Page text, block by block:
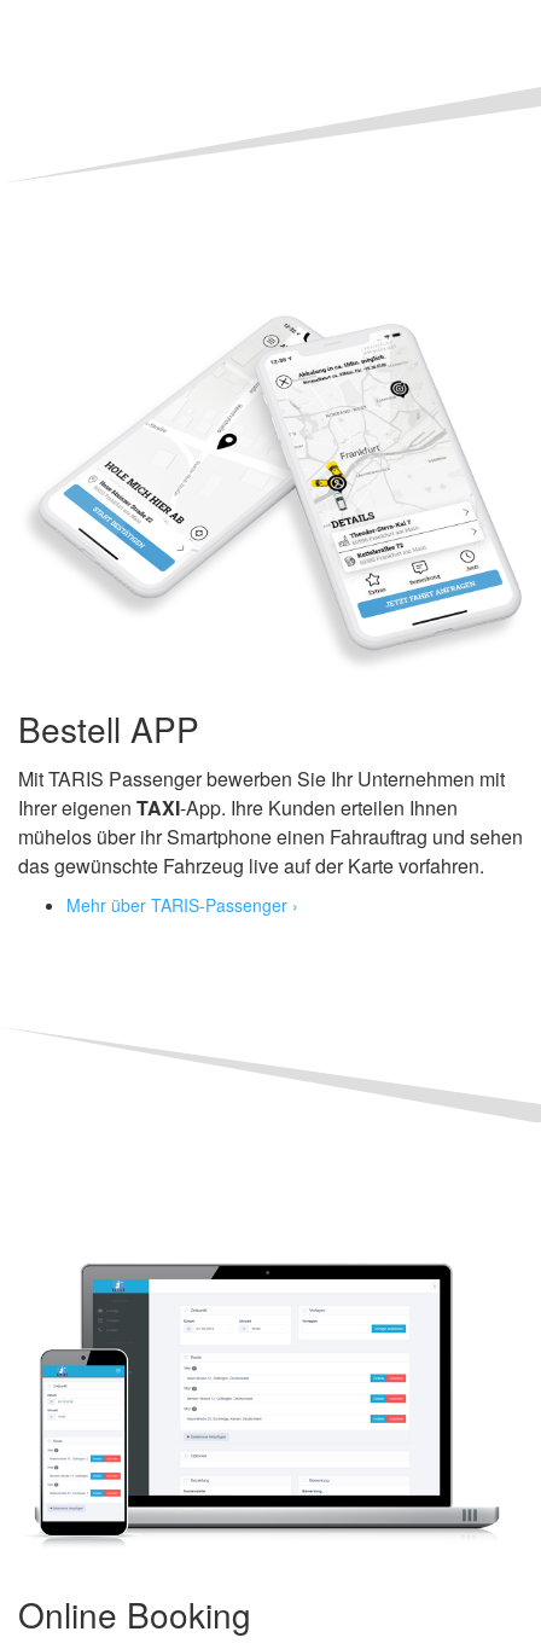
Bestell APP
Mit TARIS Passenger bewerben Sie Ihr Unternehmen mit
Ihrer eigenen TAXI-App. Ihre Kunden erteilen Ihnen
mühelos über ihr Smartphone einen Fahrauftrag und sehen
das gewünschte Fahrzeug live auf der Karte vorfahren.
Mehr über TARIS-Passenger ›
Online Booking